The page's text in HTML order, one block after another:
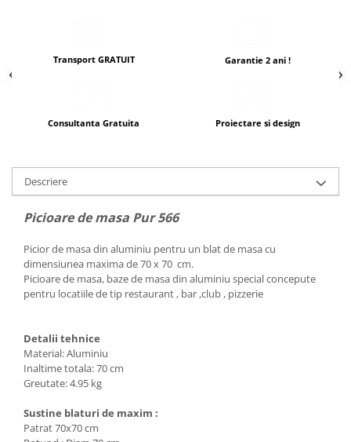
Transport GRATUIT Garantie 2 ani !
Consultanta Gratuita Proiectare si design
Descriere
Picioare de masa Pur 566
Picior de masa din aluminiu pentru un blat de masa cu
dimensiunea maxima de 70 x 70 cm.
Picioare de masa, baze de masa din aluminiu special concepute
pentru locatiile de tip restaurant , bar ,club , pizzerie
Detalii tehnice
Material: Aluminiu
Inaltime totala: 70 cm
Greutate: 4.95 kg
Sustine blaturi de maxim :
Patrat 70x70 cm